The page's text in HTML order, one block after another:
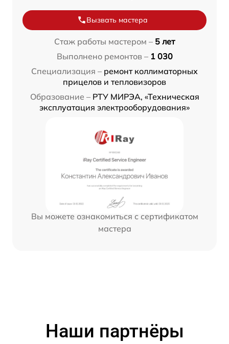
Вызвать мастера
Стаж работы мастером – 5 лет
Выполнено ремонтов – 1 030
Специализация – ремонт коллиматорных
прицелов и тепловизоров
Образование – РТУ МИРЭА, «Техническая
эксплуатация электрооборудования»
Вы можете ознакомиться с сертификатом
мастера
Наши партнёры